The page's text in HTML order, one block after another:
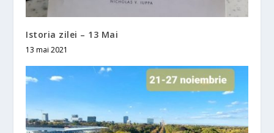
Istoria zilei – 13 Mai
13 mai 2021